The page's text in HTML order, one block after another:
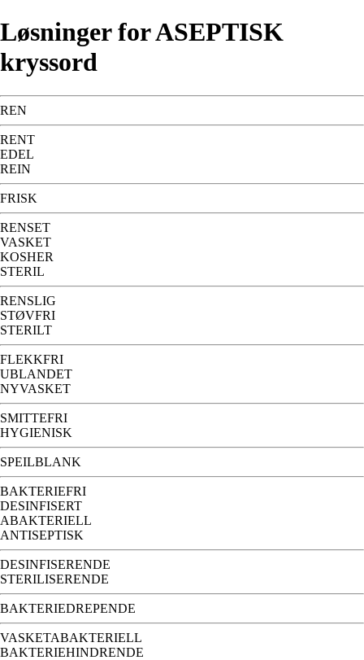
Løsninger for ASEPTISK
kryssord
REN
RENT
EDEL
REIN
FRISK
RENSET
VASKET
KOSHER
STERIL
RENSLIG
STØVFRI
STERILT
FLEKKFRI
UBLANDET
NYVASKET
SMITTEFRI
HYGIENISK
SPEILBLANK
BAKTERIEFRI
DESINFISERT
ABAKTERIELL
ANTISEPTISK
DESINFISERENDE
STERILISERENDE
BAKTERIEDREPENDE
VASKETABAKTERIELL
BAKTERIEHINDRENDE